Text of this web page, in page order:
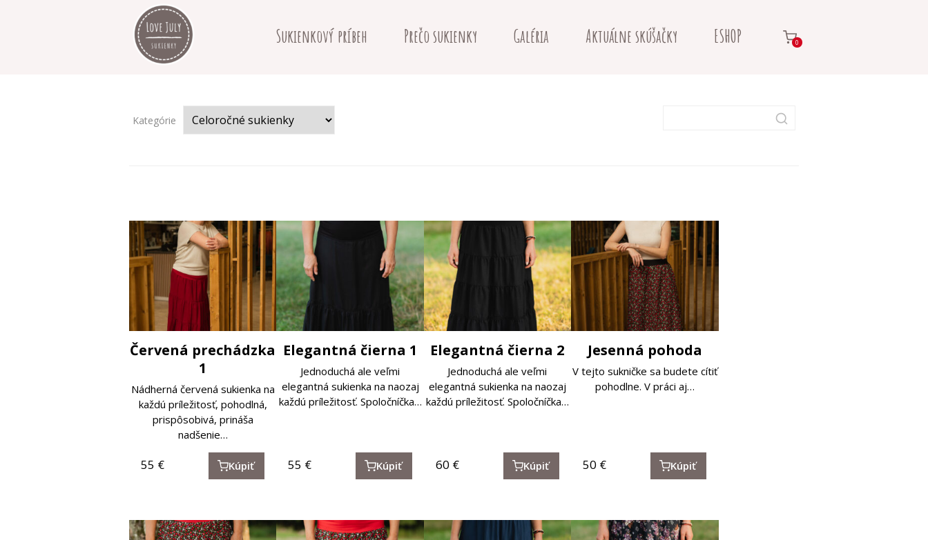
Sukienkový príbeh Prečo sukienky Galéria Aktuálne skúšačky ESHOP 0
Kategórie
Červená prechádzka
1
Nádherná červená sukienka na
každú príležitosť, pohodlná,
prispôsobivá, prináša
nadšenie…
55 € Kúpiť
Elegantná čierna 1
Jednoduchá ale veľmi
elegantná sukienka na naozaj
každú príležitosť. Spoločníčka…
55 € Kúpiť
Elegantná čierna 2
Jednoduchá ale veľmi
elegantná sukienka na naozaj
každú príležitosť. Spoločníčka…
60 € Kúpiť
Jesenná pohoda
V tejto sukničke sa budete cítiť
pohodlne. V práci aj…
50 € Kúpiť